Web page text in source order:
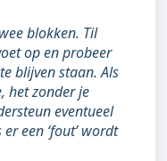
blokken. Til
op en probeer
blijven staan. Als
het zonder je
eventueel
een ‘fout’ wordt